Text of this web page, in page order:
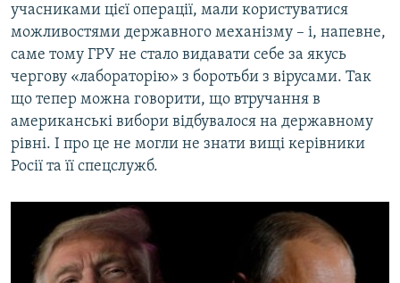
учасниками цієї операції, мали користуватися
можливостями державного механізму – і, напевне,
саме тому ГРУ не стало видавати себе за якусь
чергову «лабораторію» з боротьби з вірусами. Так
що тепер можна говорити, що втручання в
американські вибори відбувалося на державному
рівні. І про це не могли не знати вищі керівники
Росії та її спецслужб.